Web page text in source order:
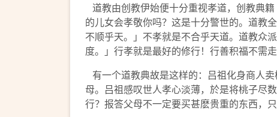
道教由创教伊始便十分重视孝道，创教典
的儿女会孝敬你吗？这是十分警世的。道教
不顺乎天。」不孝就是不合乎天道。道教众
度。」行孝就是最好的修行！行善积福不需
有一个道教典故是这样的：吕祖化身商人
母。吕祖感叹世人孝心淡薄，於是将桃子尽
行？报答父母不一定要买甚麽贵重的东西，